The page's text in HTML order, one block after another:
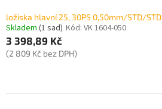
ložiska hlavní 25, 30PS 0,50mm/STD/STD
Skladem (1 sad) Kód: VK 1604-050
3 398,89 Kč
(2 809 Kč bez DPH)